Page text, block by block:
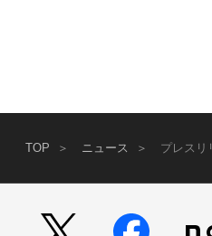
TOP ニュース プレスリ